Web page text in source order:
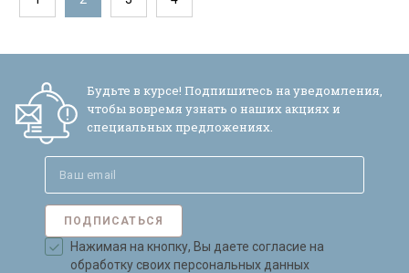
Будьте в курсе! Подпишитесь на уведомления,
чтобы вовремя узнать о наших акциях и
специальных предложениях.
ПОДПИСАТЬСЯ
Нажимая на кнопку, Вы даете согласие на
обработку своих персональных данных